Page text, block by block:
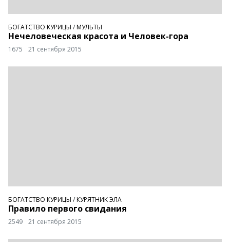
БОГАТСТВО КУРИЦЫ /МУЛЬТЫ
Нечеловеческая красота и Человек-гора
1675 21 сентября 2015
БОГАТСТВО КУРИЦЫ /КУРЯТНИК ЭЛА
Правило первого свидания
2549 21 сентября 2015